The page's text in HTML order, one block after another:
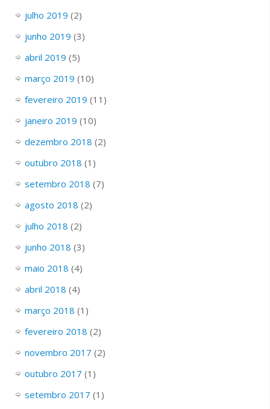
julho 2019 (2)
junho 2019 (3)
abril 2019 (5)
março 2019 (10)
fevereiro 2019 (11)
janeiro 2019 (10)
dezembro 2018 (2)
outubro 2018 (1)
setembro 2018 (7)
agosto 2018 (2)
julho 2018 (2)
junho 2018 (3)
maio 2018 (4)
abril 2018 (4)
março 2018 (1)
fevereiro 2018 (2)
novembro 2017 (2)
outubro 2017 (1)
setembro 2017 (1)